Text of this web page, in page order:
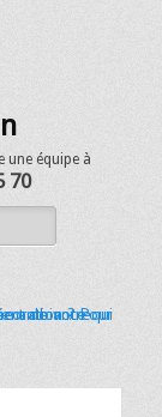
une équipe à
70